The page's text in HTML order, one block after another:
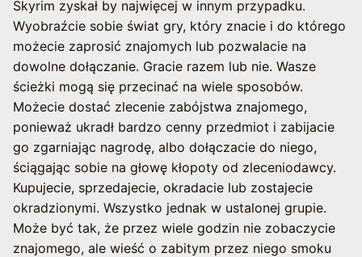
Skyrim zyskał by najwięcej w innym przypadku.
Wyobraźcie sobie świat gry, który znacie i do którego
możecie zaprosić znajomych lub pozwalacie na
dowolne dołączanie. Gracie razem lub nie. Wasze
ścieżki mogą się przecinać na wiele sposobów.
Możecie dostać zlecenie zabójstwa znajomego,
ponieważ ukradł bardzo cenny przedmiot i zabijacie
go zgarniając nagrodę, albo dołączacie do niego,
ściągając sobie na głowę kłopoty od zleceniodawcy.
Kupujecie, sprzedajecie, okradacie lub zostajecie
okradzionymi. Wszystko jednak w ustalonej grupie.
Może być tak, że przez wiele godzin nie zobaczycie
znajomego, ale wieść o zabitym przez niego smoku